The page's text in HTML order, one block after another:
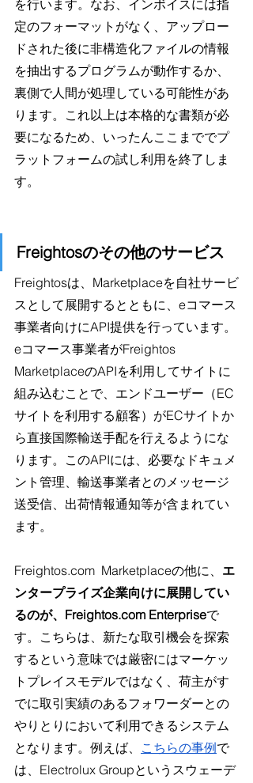
を行います。なお、インボイスには指
定のフォーマットがなく、アップロー
ドされた後に非構造化ファイルの情報
を抽出するプログラムが動作するか、
裏側で人間が処理している可能性があ
ります。これ以上は本格的な書類が必
要になるため、いったんここまででプ
ラットフォームの試し利用を終了しま
す。
Freightosのその他のサービス
Freightosは、Marketplaceを自社サービ
スとして展開するとともに、eコマース
事業者向けにAPI提供を行っています。
eコマース事業者がFreightos
MarketplaceのAPIを利用してサイトに
組み込むことで、エンドユーザー（EC
サイトを利用する顧客）がECサイトか
ら直接国際輸送手配を行えるようにな
ります。このAPIには、必要なドキュメ
ント管理、輸送事業者とのメッセージ
送受信、出荷情報通知等が含まれてい
ます。
Freightos.com Marketplaceの他に、 エ
ンタープライズ企業向けに展開してい
るのが、Freightos.com Enterpriseで
す。こちらは、新たな取引機会を探索
するという意味では厳密にはマーケッ
トプレイスモデルではなく、荷主がす
でに取引実績のあるフォワーダーとの
やりとりにおいて利用できるシステム
となります。例えば、 こちらの事例で
は、Electrolux Groupというスウェーデ